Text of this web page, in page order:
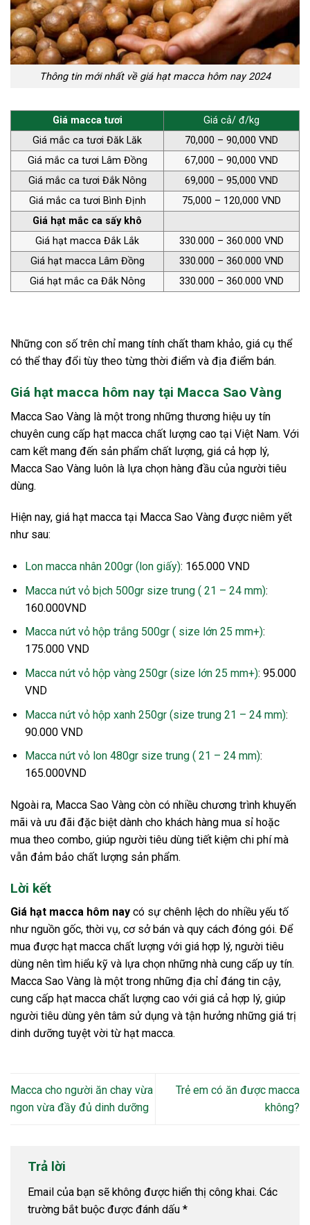
Thông tin mới nhất về giá hạt macca hôm nay 2024
Giá macca tươi
Giá cả/ đ/kg
Giá mắc ca tươi Đăk Lăk
70,000 – 90,000 VND
Giá mắc ca tươi Lâm Đồng
67,000 – 90,000 VND
Giá mắc ca tươi Đắk Nông
69,000 – 95,000 VND
Giá mắc ca tươi Bình Định
75,000 – 120,000 VND
Giá hạt mắc ca sấy khô
Giá hạt macca Đắk Lắk
330.000 – 360.000 VND
Giá hạt macca Lâm Đồng
330.000 – 360.000 VND
Giá hạt mắc ca Đắk Nông
330.000 – 360.000 VND
Những con số trên chỉ mang tính chất tham khảo, giá cụ thể
có thể thay đổi tùy theo từng thời điểm và địa điểm bán.
Giá hạt macca hôm nay tại Macca Sao Vàng
Macca Sao Vàng là một trong những thương hiệu uy tín
chuyên cung cấp hạt macca chất lượng cao tại Việt Nam. Với
cam kết mang đến sản phẩm chất lượng, giá cả hợp lý,
Macca Sao Vàng luôn là lựa chọn hàng đầu của người tiêu
dùng.
Hiện nay, giá hạt macca tại Macca Sao Vàng được niêm yết
như sau:
Lon macca nhân 200gr (lon giấy): 165.000 VND
Macca nứt vỏ bịch 500gr size trung ( 21 – 24 mm):
160.000VND
Macca nứt vỏ hộp trắng 500gr ( size lớn 25 mm+):
175.000 VND
Macca nứt vỏ hộp vàng 250gr (size lớn 25 mm+): 95.000
VND
Macca nứt vỏ hộp xanh 250gr (size trung 21 – 24 mm):
90.000 VND
Macca nứt vỏ lon 480gr size trung ( 21 – 24 mm):
165.000VND
Ngoài ra, Macca Sao Vàng còn có nhiều chương trình khuyến
mãi và ưu đãi đặc biệt dành cho khách hàng mua sỉ hoặc
mua theo combo, giúp người tiêu dùng tiết kiệm chi phí mà
vẫn đảm bảo chất lượng sản phẩm.
Lời kết
Giá hạt macca hôm nay có sự chênh lệch do nhiều yếu tố
như nguồn gốc, thời vụ, cơ sở bán và quy cách đóng gói. Để
mua được hạt macca chất lượng với giá hợp lý, người tiêu
dùng nên tìm hiểu kỹ và lựa chọn những nhà cung cấp uy tín.
Macca Sao Vàng là một trong những địa chỉ đáng tin cậy,
cung cấp hạt macca chất lượng cao với giá cả hợp lý, giúp
người tiêu dùng yên tâm sử dụng và tận hưởng những giá trị
dinh dưỡng tuyệt vời từ hạt macca.
Macca cho người ăn chay vừa
ngon vừa đầy đủ dinh dưỡng
Trẻ em có ăn được macca
không?
Trả lời
Email của bạn sẽ không được hiển thị công khai. Các
trường bắt buộc được đánh dấu *